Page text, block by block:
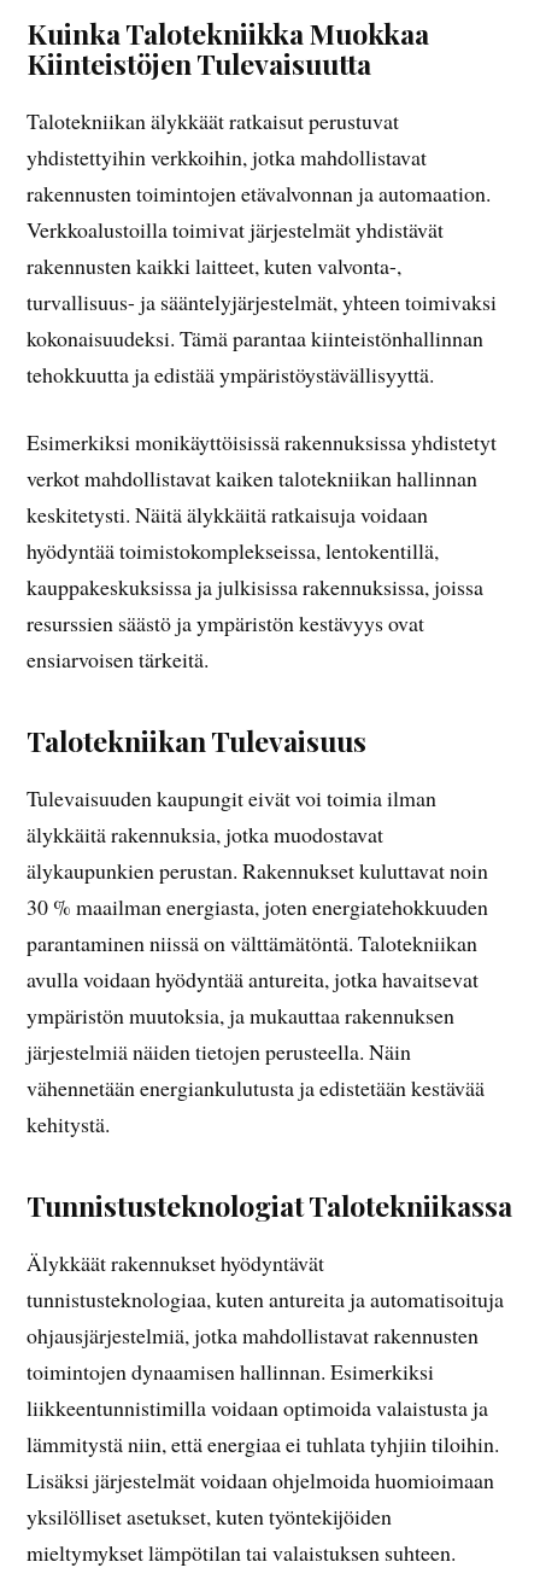
Kuinka Talotekniikka Muokkaa
Kiinteistöjen Tulevaisuutta
Talotekniikan älykkäät ratkaisut perustuvat
yhdistettyihin verkkoihin, jotka mahdollistavat
rakennusten toimintojen etävalvonnan ja automaation.
Verkkoalustoilla toimivat järjestelmät yhdistävät
rakennusten kaikki laitteet, kuten valvonta-,
turvallisuus- ja sääntelyjärjestelmät, yhteen toimivaksi
kokonaisuudeksi. Tämä parantaa kiinteistönhallinnan
tehokkuutta ja edistää ympäristöystävällisyyttä.
Esimerkiksi monikäyttöisissä rakennuksissa yhdistetyt
verkot mahdollistavat kaiken talotekniikan hallinnan
keskitetysti. Näitä älykkäitä ratkaisuja voidaan
hyödyntää toimistokomplekseissa, lentokentillä,
kauppakeskuksissa ja julkisissa rakennuksissa, joissa
resurssien säästö ja ympäristön kestävyys ovat
ensiarvoisen tärkeitä.
Talotekniikan Tulevaisuus
Tulevaisuuden kaupungit eivät voi toimia ilman
älykkäitä rakennuksia, jotka muodostavat
älykaupunkien perustan. Rakennukset kuluttavat noin
30 % maailman energiasta, joten energiatehokkuuden
parantaminen niissä on välttämätöntä. Talotekniikan
avulla voidaan hyödyntää antureita, jotka havaitsevat
ympäristön muutoksia, ja mukauttaa rakennuksen
järjestelmiä näiden tietojen perusteella. Näin
vähennetään energiankulutusta ja edistetään kestävää
kehitystä.
Tunnistusteknologiat Talotekniikassa
Älykkäät rakennukset hyödyntävät
tunnistusteknologiaa, kuten antureita ja automatisoituja
ohjausjärjestelmiä, jotka mahdollistavat rakennusten
toimintojen dynaamisen hallinnan. Esimerkiksi
liikkeentunnistimilla voidaan optimoida valaistusta ja
lämmitystä niin, että energiaa ei tuhlata tyhjiin tiloihin.
Lisäksi järjestelmät voidaan ohjelmoida huomioimaan
yksilölliset asetukset, kuten työntekijöiden
mieltymykset lämpötilan tai valaistuksen suhteen.